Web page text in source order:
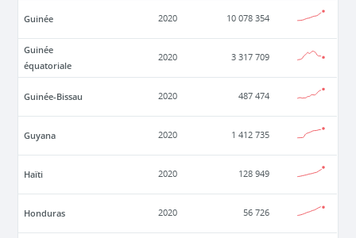
Guinée 2020 10 078 354
Guinée
équatoriale
2020 3 317 709
Guinée-Bissau 2020 487 474
Guyana 2020 1 412 735
Haïti 2020 128 949
Honduras 2020 56 726